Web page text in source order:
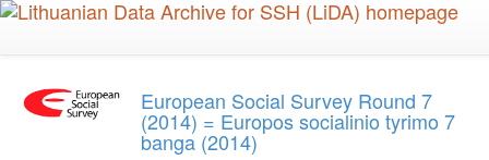
Skip
European Social Survey Round 7
(2014) = Europos socialinio tyrimo 7
banga (2014)